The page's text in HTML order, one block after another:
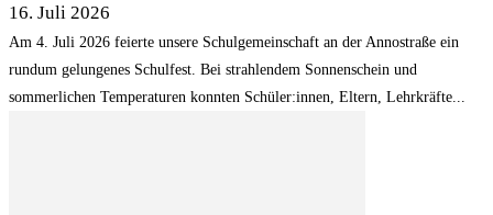
16. Juli 2026
Am 4. Juli 2026 feierte unsere Schulgemeinschaft an der Annostraße ein
rundum gelungenes Schulfest. Bei strahlendem Sonnenschein und
sommerlichen Temperaturen konnten Schüler:innen, Eltern, Lehrkräfte...